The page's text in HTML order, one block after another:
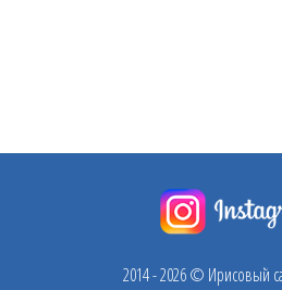
2014 - 2026 © Ирисовый